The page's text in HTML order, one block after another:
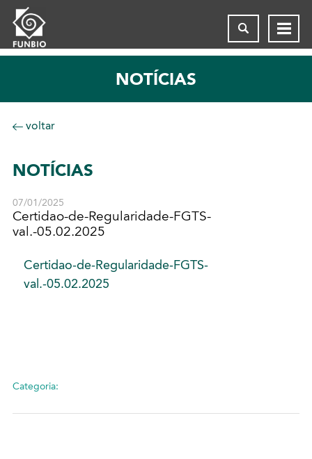
NOTÍCIAS
voltar
NOTÍCIAS
07/01/2025
Certidao-de-Regularidade-FGTS-
val.-05.02.2025
Certidao-de-Regularidade-FGTS-
val.-05.02.2025
Categoria: